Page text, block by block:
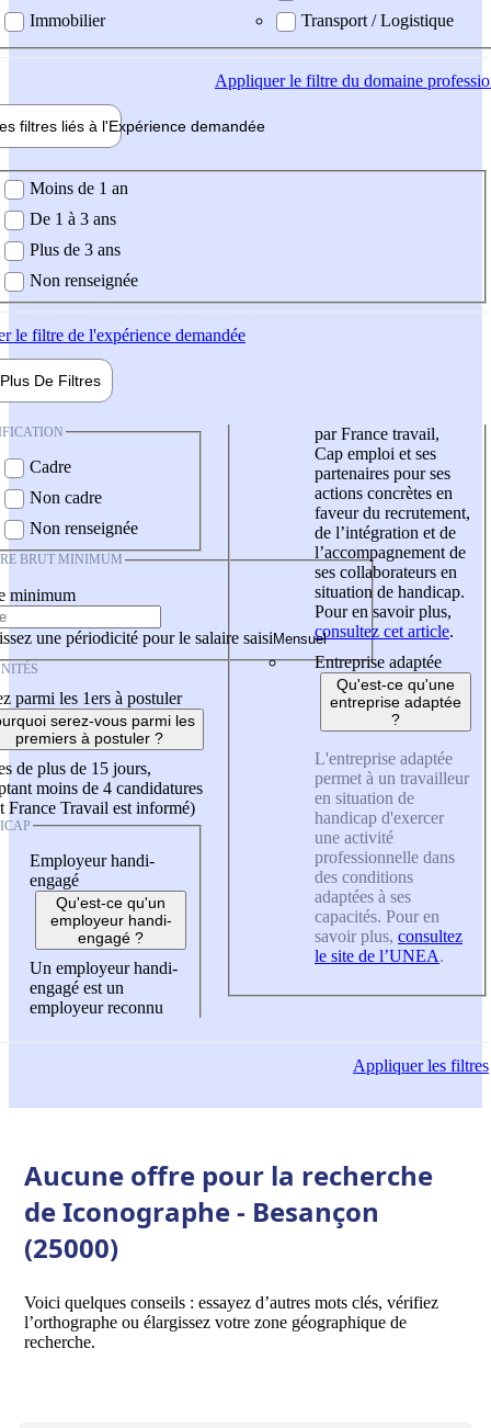
Immobilier
Transport / Logistique
Appliquerle filtre du domaine
filtres liés à l'Expérience demandée
demandée
Moins de 1 an
De 1 à 3 ans
Plus de 3 ans
Non renseignée
le filtre de l'expérience demandée
Plus De Filtres
Cadre
Non cadre
Non renseignée
BRUT MINIMUM
minimum
une périodicité pour le salaire saisi
parmi les 1ers à postuler
serez-vous parmi les
premiers à postuler ?
de plus de 15 jours,
moins de 4 candidatures
France Travail est informé)
Employeur handi-
engagé
Qu'est-ce qu'un
employeur handi-
engagé ?
Un employeur handi-
engagé est un
employeur reconnu
par France travail,
Cap emploi et ses
partenaires pour ses
actions concrètes en
faveur du recrutement,
de l’intégration et de
l’accompagnement de
ses collaborateurs en
situation de handicap.
Pour en savoir plus,
consultez cet article.
Entreprise adaptée
Qu'est-ce qu'une
entreprise adaptée
?
L'entreprise adaptée
permet à un travailleur
en situation de
handicap d'exercer
une activité
professionnelle dans
des conditions
adaptées à ses
capacités. Pour en
savoir plus, consultez
le site de l’UNEA.
Appliquerles filtres
Aucune offre pour la recherche
de Iconographe - Besançon
(25000)
Voici quelques conseils : essayez d’autres mots clés, vérifiez
l’orthographe ou élargissez votre zone géographique de
recherche.